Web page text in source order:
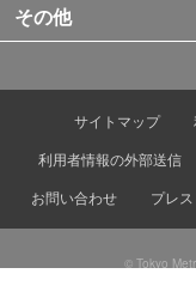
その他
サイトマップ
利用者情報の外部送信
お問い合わせ
プレ
© Tokyo